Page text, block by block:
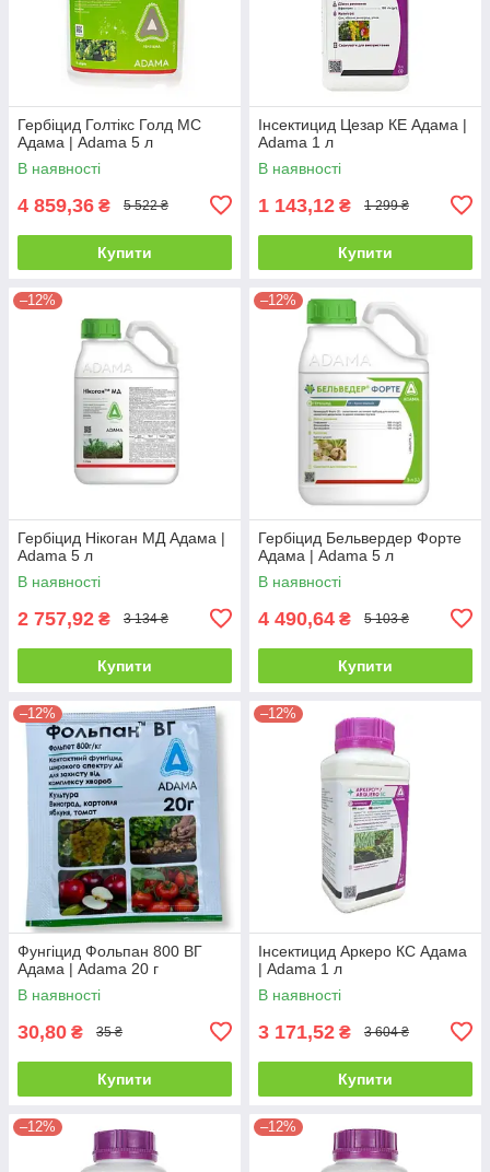
Гербіцид Голтікс Голд МС
Адама | Adama 5 л
В наявності
4 859,36 ₴ 5 522 ₴
Купити
Інсектицид Цезар КЕ Адама |
Adama 1 л
В наявності
1 143,12 ₴ 1 299 ₴
Купити
–12%
Гербіцид Нікоган МД Адама |
Adama 5 л
В наявності
2 757,92 ₴ 3 134 ₴
Купити
–12%
Гербіцид Бельвердер Форте
Адама | Adama 5 л
В наявності
4 490,64 ₴ 5 103 ₴
Купити
–12%
Фунгіцид Фольпан 800 ВГ
Адама | Adama 20 г
В наявності
30,80 ₴ 35 ₴
Купити
–12%
Інсектицид Аркеро КС Адама
| Adama 1 л
В наявності
3 171,52 ₴ 3 604 ₴
Купити
–12% –12%